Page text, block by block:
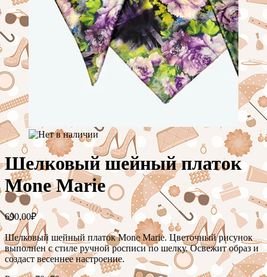
Шелковый шейный платок
Mone Marie
690,00₽
Шелковый шейный платок Mone Marie. Цветочный рисунок
выполнен с стиле ручной росписи по шелку. Освежит образ и
создаст весеннее настроение.